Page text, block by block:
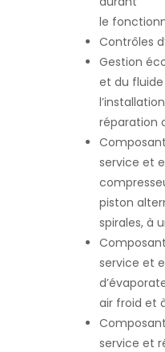
le
Contrôles
Gestion
et du
réparation
service et
piston
spirales, à
service et
air froid et
service et